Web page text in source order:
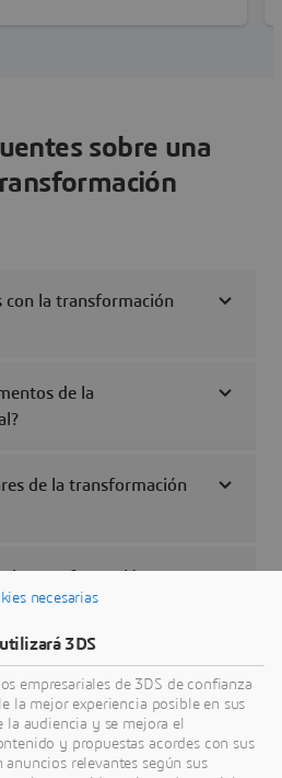
sobre una
con la transformación
de la
de la transformación
más
necesarias
3DS
empresariales de 3DS de confianza
la mejor experiencia posible en sus
audiencia y se mejora el
y propuestas acordes con sus
relevantes según sus